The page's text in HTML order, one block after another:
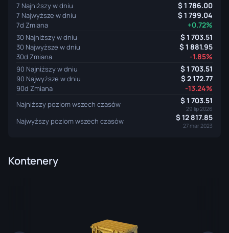
7 Najniższy w dniu 1 786.00
7 Najwyższe w dniu 1 799.04
7d Zmiana +0.72%
30 Najniższy w dniu 1 703.51
30 Najwyższe w dniu 1 881.95
30d Zmiana -1.85%
90 Najniższy w dniu 1 703.51
90 Najwyższe w dniu 2 172.77
90d Zmiana -13.24%
Najniższy poziom wszech czasów 1 703.51
29 lip 2026
Najwyższy poziom wszech czasów 12 817.85
27 mar 2023
Kontenery